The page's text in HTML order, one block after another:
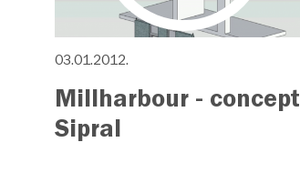
03.01.2012.
Millharbour - concept
Sipral